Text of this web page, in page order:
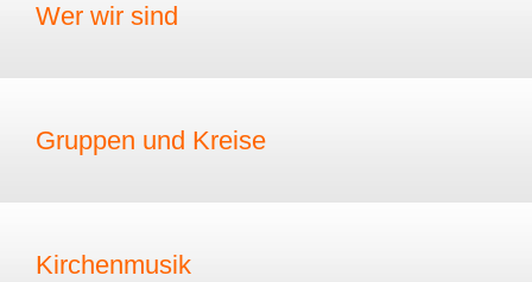
Wer wir sind
Gruppen und Kreise
Kirchenmusik